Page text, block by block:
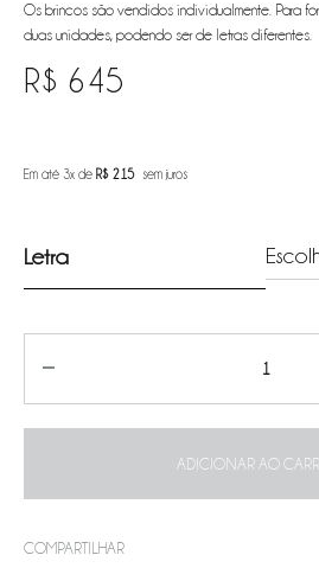
Os brincos são vendidos individualmente. Para
duas unidades, podendo ser de letras diferentes.
R$ 645
Em até 3x de R$ 215 sem juros
Letra
ADICIONAR AO
COMPARTILHAR